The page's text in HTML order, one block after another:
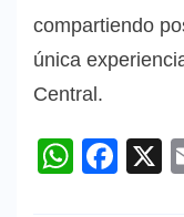
compartiendo
única
Central.
X